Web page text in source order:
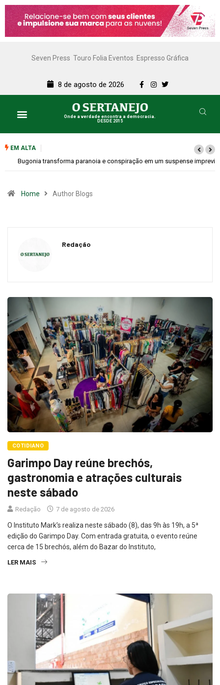
Seven Press Touro Folia Eventos Espresso Gráfica
8 de agosto de 2026
Onde a verdade encontra a democracia.
DESDE 2015
EM ALTA
Bugonia transforma paranoia e conspiração em um suspense imprevisível
Home Author Blogs
Redação
COTIDIANO
Garimpo Day reúne brechós,
gastronomia e atrações culturais
neste sábado
Redação 7 de agosto de 2026
O Instituto Mark’s realiza neste sábado (8), das 9h às 19h, a 5ª
edição do Garimpo Day. Com entrada gratuita, o evento reúne
cerca de 15 brechós, além do Bazar do Instituto,
LER MAIS